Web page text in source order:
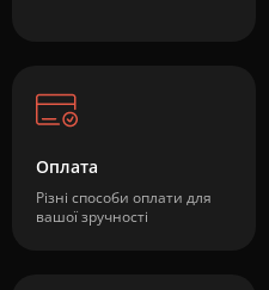
Оплата
Різні способи оплати для
вашої зручності